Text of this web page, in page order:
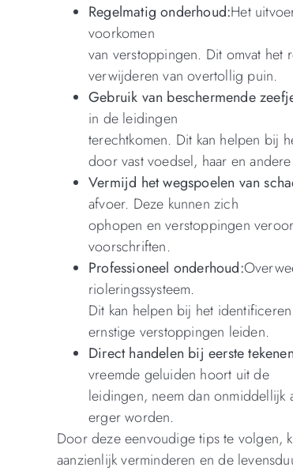
Regelmatig onderhoud:Het
voorkomen
van verstoppingen. Dit omvat het
verwijderen van overtollig puin.
Gebruik van beschermende
in de leidingen
terechtkomen. Dit kan helpen bij
door vast voedsel, haar en
Vermijd het wegspoelen van
afvoer. Deze kunnen zich
ophopen en verstoppingen
voorschriften.
Professioneel onderhoud:
rioleringssysteem.
Dit kan helpen bij het
ernstige verstoppingen leiden.
Direct handelen bij eerste
vreemde geluiden hoort uit de
leidingen, neem dan onmiddellijk
erger worden.
Door deze eenvoudige tips te volgen,
aanzienlijk verminderen en de